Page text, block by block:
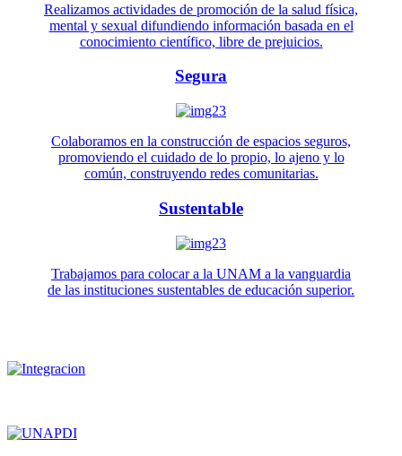
Realizamos actividades de promoción de la salud física,
mental y sexual difundiendo información basada en el
conocimiento científico, libre de prejuicios.
Segura
Colaboramos en la construcción de espacios seguros,
promoviendo el cuidado de lo propio, lo ajeno y lo
común, construyendo redes comunitarias.
Sustentable
Trabajamos para colocar a la UNAM a la vanguardia
de las instituciones sustentables de educación superior.